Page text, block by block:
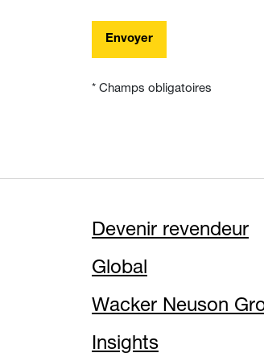
Envoyer
* Champs obligatoires
Devenir revendeur
Global
Wacker Neuson
Insights